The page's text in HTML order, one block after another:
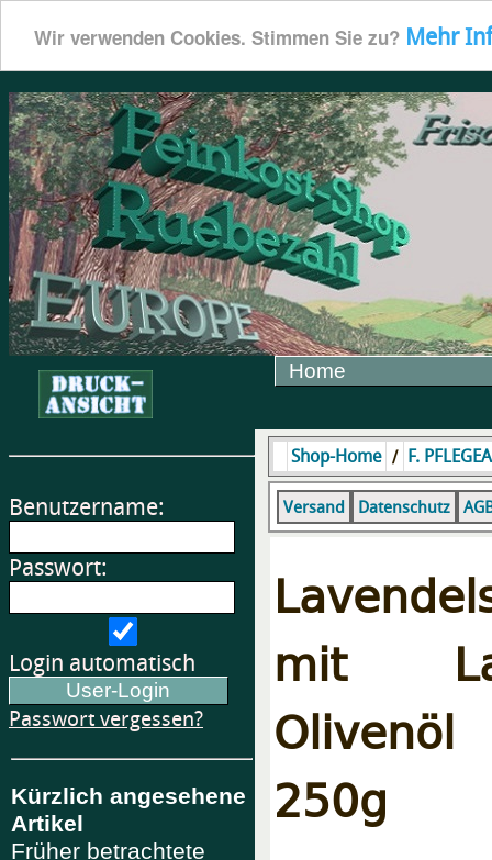
Wir verwenden Cookies. Stimmen Sie zu? Mehr
Home
Benutzername:
Passwort:
Login automatisch
Passwort vergessen?
Kürzlich angesehene
Artikel
Früher betrachtete
Shop-Home / F.
Versand Datenschutz
mit
Olivenöl
250g